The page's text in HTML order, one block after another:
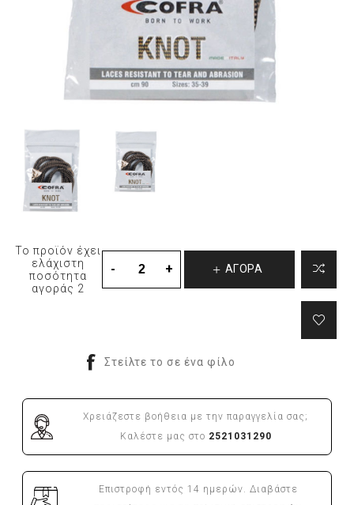
Το προϊόν έχει
ελάχιστη
ποσότητα
αγοράς 2
ΑΓΟΡΑ
Χρειάζεστε βοήθεια με την παραγγελία σας;
Καλέστε μας στο 2521031290
Επιστροφή εντός 14 ημερών. Διαβάστε